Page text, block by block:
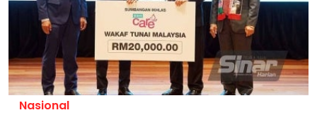
Nasional